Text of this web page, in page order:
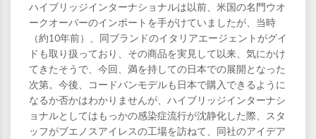
ハイブリッジインターナショナルは以前、米国の名門ウオ
ークオーバーのインポートを手がけていましたが、当時
（約10年前）、同ブランドのイタリアエージェントがグイ
ドも取り扱っており、その商品を実見して以来、気にかけ
てきたそうで、今回、満を持しての日本での展開となった
次第。今後、コードバンモデルも日本で購入できるように
なるか否かはわかりませんが、ハイブリッジインターナシ
ョナルとしてはもっかの感染症流行が沈静化した際、スタ
ッフがブエノスアイレスの工場を訪ねて、同社のアイデア